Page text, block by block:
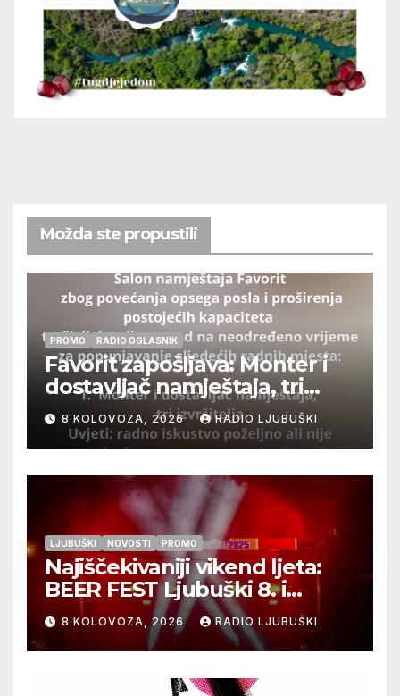
Možda ste propustili
PROMO RADIO OGLASNIK
Favorit zapošljava: Monter i
dostavljač namještaja, tri
izvršitelja
8 KOLOVOZA, 2026 RADIO LJUBUŠKI
LJUBUŠKI NOVOSTI PROMO
Najiščekivaniji vikend ljeta:
BEER FEST Ljubuški 8. i
9.kolovoza
8 KOLOVOZA, 2026 RADIO LJUBUŠKI